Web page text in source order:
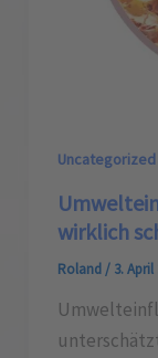
Uncategorized
wirklich
Roland / 3. April